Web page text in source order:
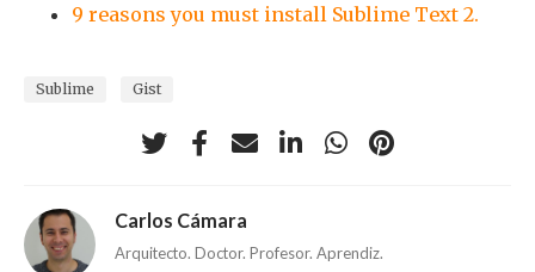
9 reasons you must install Sublime Text 2.
Sublime Gist
Carlos Cámara
Arquitecto. Doctor. Profesor. Aprendiz.